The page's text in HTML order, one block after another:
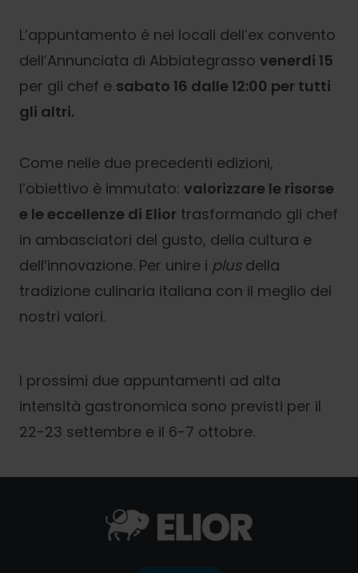
L’appuntamento è nei locali dell’ex convento
dell’Annunciata di Abbiategrasso venerdi 15
per gli chef e sabato 16 dalle 12:00 per tutti
gli altri.
Come nelle due precedenti edizioni,
l’obiettivo è immutato: valorizzare le risorse
e le eccellenze di Elior trasformando gli chef
in ambasciatori del gusto, della cultura e
dell’innovazione. Per unire i plusdella
tradizione culinaria italiana con il meglio dei
nostri valori.
I prossimi due appuntamenti ad alta
intensità gastronomica sono previsti per il
22-23 settembre e il 6-7 ottobre.